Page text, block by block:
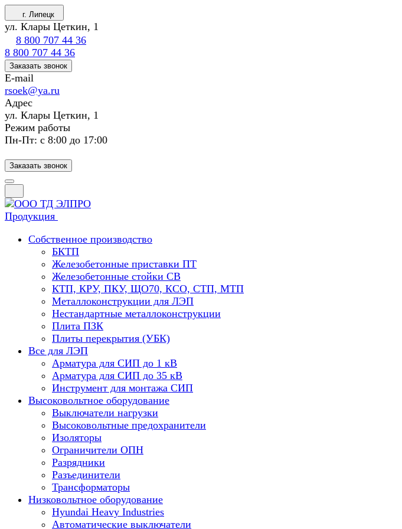
г. Липецк
ул. Клары Цеткин, 1
8 800 707 44 36
8 800 707 44 36
Заказать звонок
E-mail
rsoek@ya.ru
Адрес
ул. Клары Цеткин, 1
Режим работы
Пн-Пт: с 8:00 до 17:00
Заказать звонок
Продукция
Собственное производство
БКТП
Железобетонные приставки ПТ
Железобетонные стойки СВ
КТП, КРУ, ПКУ, ЩО70, КСО, СТП, МТП
Металлоконструкции для ЛЭП
Нестандартные металлоконструкции
Плита ПЗК
Плиты перекрытия (УБК)
Все для ЛЭП
Арматура для СИП до 1 кВ
Арматура для СИП до 35 кВ
Инструмент для монтажа СИП
Высоковольтное оборудование
Выключатели нагрузки
Высоковольтные предохранители
Изоляторы
Ограничители ОПН
Разрядники
Разъединители
Трансформаторы
Низковольтное оборудование
Hyundai Heavy Industries
Автоматические выключатели